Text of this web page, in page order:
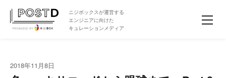
ニジボックスが運営する
エンジニアに向けた
キュレーションメディア
2018年11月8日